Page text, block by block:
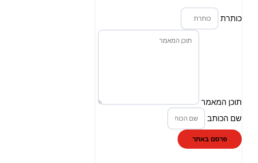
כותרת
תוכן המאמר
שם הכותב
פרסם באתר